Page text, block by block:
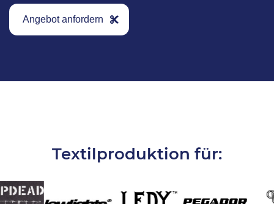
Angebot anfordern
Textilproduktion für: